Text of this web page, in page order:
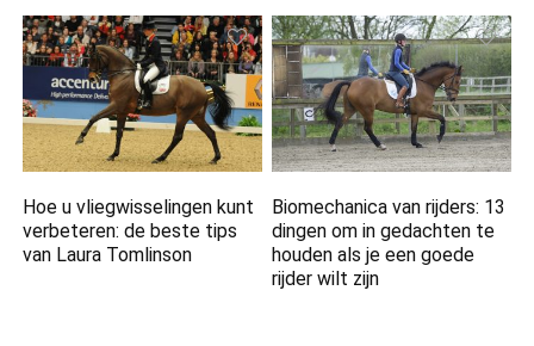
Hoe u vliegwisselingen kunt
verbeteren: de beste tips
van Laura Tomlinson
Biomechanica van rijders: 13
dingen om in gedachten te
houden als je een goede
rijder wilt zijn